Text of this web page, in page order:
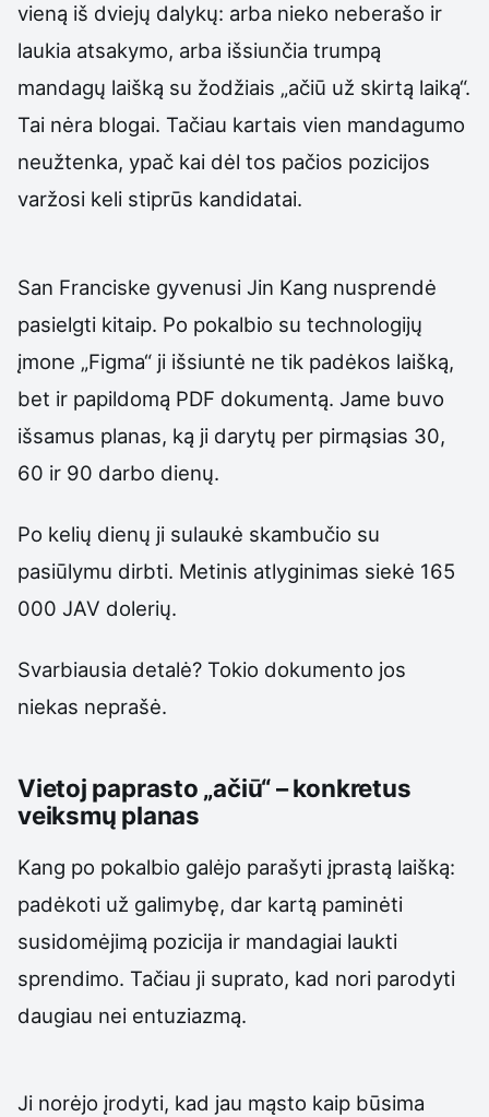
vieną iš dviejų dalykų: arba nieko neberašo ir
laukia atsakymo, arba išsiunčia trumpą
mandagų laišką su žodžiais „ačiū už skirtą laiką“.
Tai nėra blogai. Tačiau kartais vien mandagumo
neužtenka, ypač kai dėl tos pačios pozicijos
varžosi keli stiprūs kandidatai.
San Franciske gyvenusi Jin Kang nusprendė
pasielgti kitaip. Po pokalbio su technologijų
įmone „Figma“ ji išsiuntė ne tik padėkos laišką,
bet ir papildomą PDF dokumentą. Jame buvo
išsamus planas, ką ji darytų per pirmąsias 30,
60 ir 90 darbo dienų.
Po kelių dienų ji sulaukė skambučio su
pasiūlymu dirbti. Metinis atlyginimas siekė 165
000 JAV dolerių.
Svarbiausia detalė? Tokio dokumento jos
niekas neprašė.
Vietoj paprasto „ačiū“ – konkretus
veiksmų planas
Kang po pokalbio galėjo parašyti įprastą laišką:
padėkoti už galimybę, dar kartą paminėti
susidomėjimą pozicija ir mandagiai laukti
sprendimo. Tačiau ji suprato, kad nori parodyti
daugiau nei entuziazmą.
Ji norėjo įrodyti, kad jau mąsto kaip būsima